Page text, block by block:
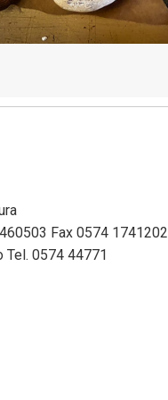
tutela
della
del
personale
Fax 0574 1741202
Tel. 0574 44771